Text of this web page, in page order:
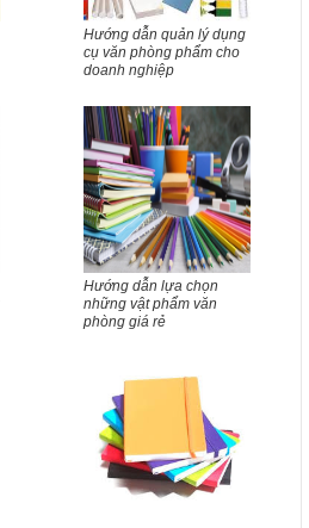
Hướng dẫn quản lý dụng
cụ văn phòng phẩm cho
doanh nghiệp
Hướng dẫn lựa chọn
những vật phẩm văn
phòng giá rẻ